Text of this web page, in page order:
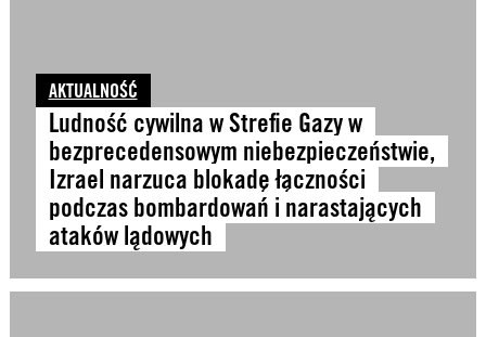
AKTUALNOŚĆ
Ludność cywilna w Strefie Gazy w
bezprecedensowym niebezpieczeństwie,
Izrael narzuca blokadę łączności
podczas bombardowań i narastających
ataków lądowych